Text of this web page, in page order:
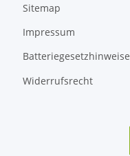
Sitemap
Impressum
Batteriegesetzhinweise
Widerrufsrecht